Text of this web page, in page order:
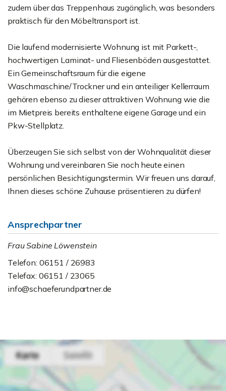
zudem über das Treppenhaus zugänglich, was besonders
praktisch für den Möbeltransport ist.
Die laufend modernisierte Wohnung ist mit Parkett-,
hochwertigen Laminat- und Fliesenböden ausgestattet.
Ein Gemeinschaftsraum für die eigene
Waschmaschine/Trockner und ein anteiliger Kellerraum
gehören ebenso zu dieser attraktiven Wohnung wie die
im Mietpreis bereits enthaltene eigene Garage und ein
Pkw-Stellplatz.
Überzeugen Sie sich selbst von der Wohnqualität dieser
Wohnung und vereinbaren Sie noch heute einen
persönlichen Besichtigungstermin. Wir freuen uns darauf,
Ihnen dieses schöne Zuhause präsentieren zu dürfen!
Ansprechpartner
Frau Sabine Löwenstein
Telefon: 06151 / 26983
Telefax: 06151 / 23065
info@schaeferundpartner.de